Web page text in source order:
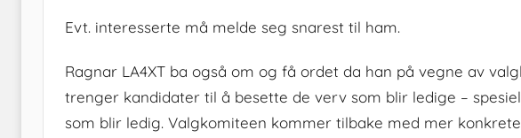
Evt. interesserte må melde seg snarest til ham.
Ragnar LA4XT ba også om og få ordet da han på vegne av
trenger kandidater til å besette de verv som blir ledige –
som blir ledig. Valgkomiteen kommer tilbake med mer